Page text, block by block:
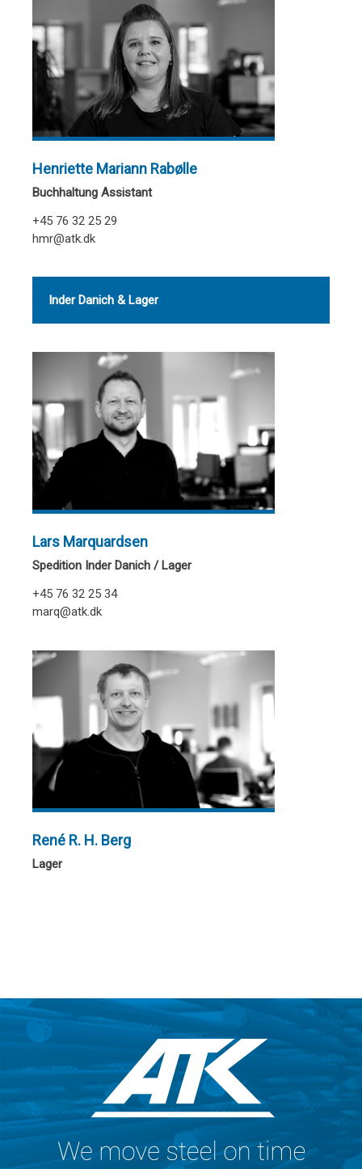
Henriette Mariann Rabølle
Buchhaltung Assistant
+45 76 32 25 29
hmr@atk.dk
Inder Danich & Lager
Lars Marquardsen
Spedition Inder Danich / Lager
+45 76 32 25 34
marq@atk.dk
René R. H. Berg
Lager